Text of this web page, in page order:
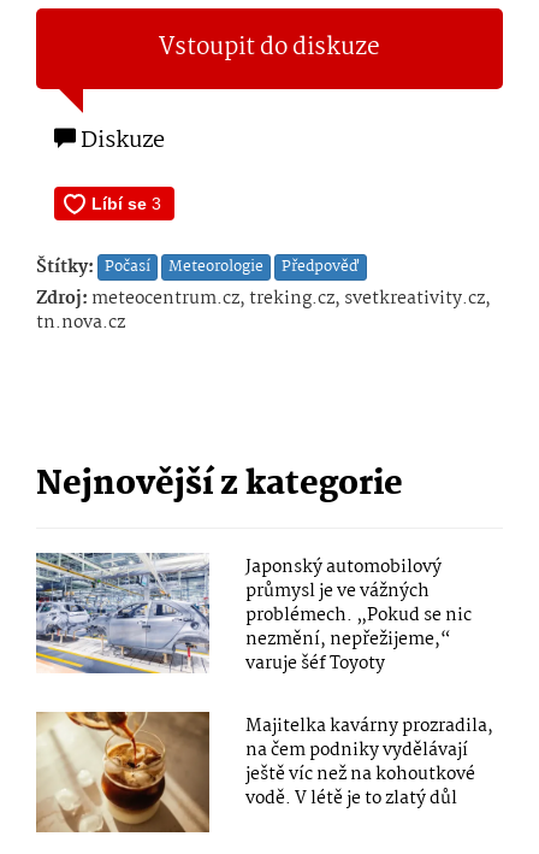
Vstoupit do diskuze
Diskuze
Štítky: Počasí Meteorologie Předpověď
Zdroj: meteocentrum.cz, treking.cz, svetkreativity.cz,
tn.nova.cz
Nejnovější z kategorie
Japonský automobilový
průmysl je ve vážných
problémech. „Pokud se nic
nezmění, nepřežijeme,“
varuje šéf Toyoty
Majitelka kavárny prozradila,
na čem podniky vydělávají
ještě víc než na kohoutkové
vodě. V létě je to zlatý důl